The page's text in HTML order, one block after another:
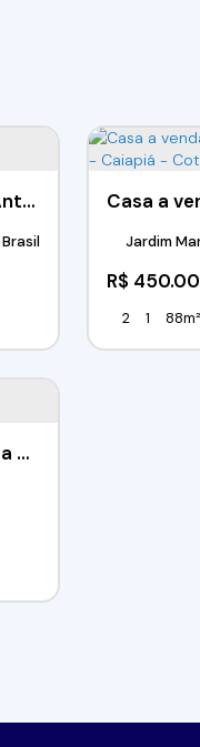
Casa (V) - 2 Dormitórios -Vila Santo Antonio - Cotia/SP
R$
Jardim
2 1 88m²
Casa Com 2 Quartos - Quinta de Santa Anna - Cotia/SP